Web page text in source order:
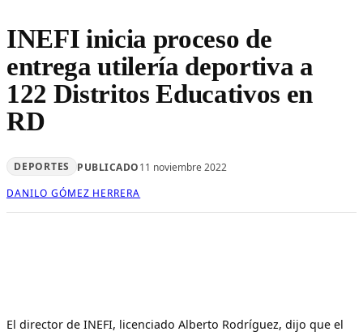
INEFI inicia proceso de
entrega utilería deportiva a
122 Distritos Educativos en
RD
DEPORTES PUBLICADO11 noviembre 2022
DANILO GÓMEZ HERRERA
El director de INEFI, licenciado Alberto Rodríguez, dijo que el